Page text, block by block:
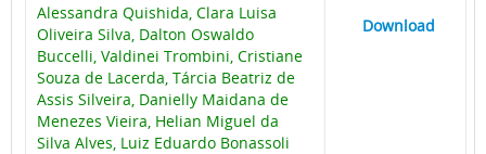
Alessandra Quishida, Clara Luisa
Oliveira Silva, Dalton Oswaldo
Buccelli, Valdinei Trombini, Cristiane
Souza de Lacerda, Tárcia Beatriz de
Assis Silveira, Danielly Maidana de
Menezes Vieira, Helian Miguel da
Silva Alves, Luiz Eduardo Bonassoli
Download